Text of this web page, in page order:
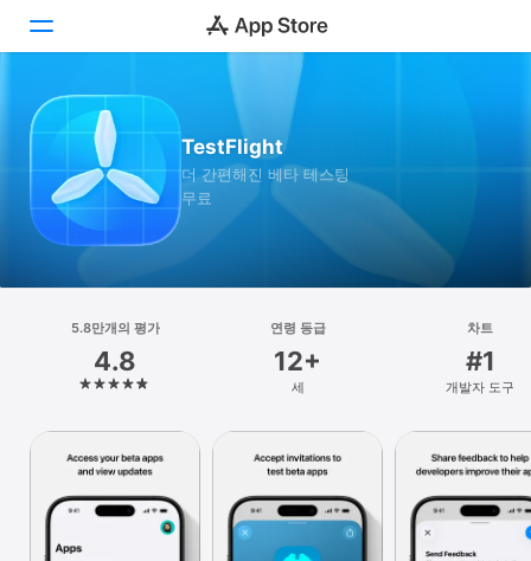
투데이
게임
앱
검색
iPhone
iPad
Mac
Vision
Watch
TestFlight
더 간편해진 베타 테스팅
무료
5.8만개의 평가
4.8
연령 등급
12+
세
차트
#1
개발자 도구